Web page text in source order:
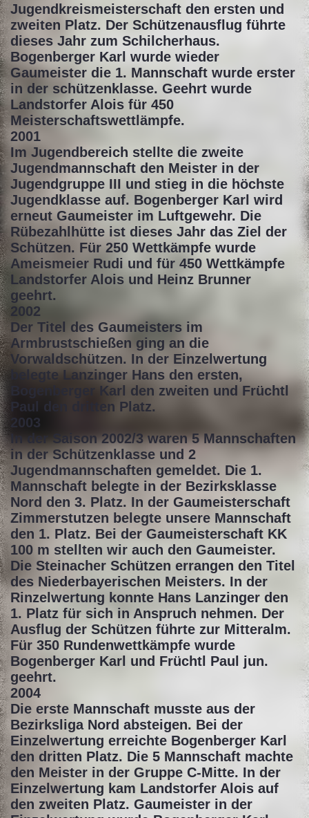
Jugendkreismeisterschaft den ersten und
zweiten Platz. Der Schützenausflug führte
dieses Jahr zum Schilcherhaus.
Bogenberger Karl wurde wieder
Gaumeister die 1. Mannschaft wurde erster
in der schützenklasse. Geehrt wurde
Landstorfer Alois für 450
Meisterschaftswettlämpfe.
2001
Im Jugendbereich stellte die zweite
Jugendmannschaft den Meister in der
Jugendgruppe III und stieg in die höchste
Jugendklasse auf. Bogenberger Karl wird
erneut Gaumeister im Luftgewehr. Die
Rübezahlhütte ist dieses Jahr das Ziel der
Schützen. Für 250 Wettkämpfe wurde
Ameismeier Rudi und für 450 Wettkämpfe
Landstorfer Alois und Heinz Brunner
geehrt.
2002
Der Titel des Gaumeisters im
Armbrustschießen ging an die
Vorwaldschützen. In der Einzelwertung
belegte Lanzinger Hans den ersten,
Bogenberger Karl den zweiten und Früchtl
Paul den dritten Platz.
2003
In der Saison 2002/3 waren 5 Mannschaften
in der Schützenklasse und 2
Jugendmannschaften gemeldet. Die 1.
Mannschaft belegte in der Bezirksklasse
Nord den 3. Platz. In der Gaumeisterschaft
Zimmerstutzen belegte unsere Mannschaft
den 1. Platz. Bei der Gaumeisterschaft KK
100 m stellten wir auch den Gaumeister.
Die Steinacher Schützen errangen den Titel
des Niederbayerischen Meisters. In der
Rinzelwertung konnte Hans Lanzinger den
1. Platz für sich in Anspruch nehmen. Der
Ausflug der Schützen führte zur Mitteralm.
Für 350 Rundenwettkämpfe wurde
Bogenberger Karl und Früchtl Paul jun.
geehrt.
2004
Die erste Mannschaft musste aus der
Bezirksliga Nord absteigen. Bei der
Einzelwertung erreichte Bogenberger Karl
den dritten Platz. Die 5 Mannschaft machte
den Meister in der Gruppe C-Mitte. In der
Einzelwertung kam Landstorfer Alois auf
den zweiten Platz. Gaumeister in der